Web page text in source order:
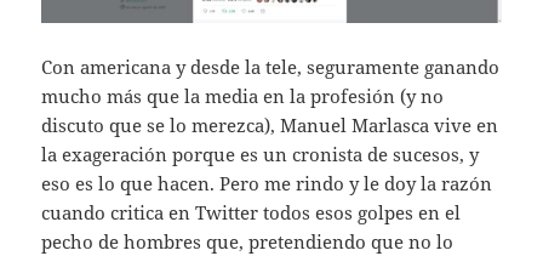
Con americana y desde la tele, seguramente ganando
mucho más que la media en la profesión (y no
discuto que se lo merezca), Manuel Marlasca vive en
la exageración porque es un cronista de sucesos, y
eso es lo que hacen. Pero me rindo y le doy la razón
cuando critica en Twitter todos esos golpes en el
pecho de hombres que, pretendiendo que no lo